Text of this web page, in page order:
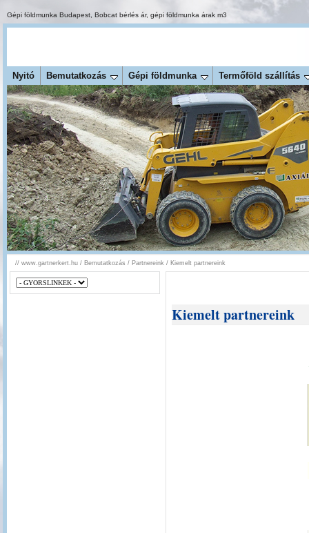
Gépi földmunka Budapest Bobcat bérlés ár, gépi földmunka árak m3
Nyitó Bemutatkozás Gépi földmunka Termőföld szállítás
// www.gartnerkert.hu / Bemutatkozás / Partnereink / Kiemelt partnereink
Kiemelt partnereink